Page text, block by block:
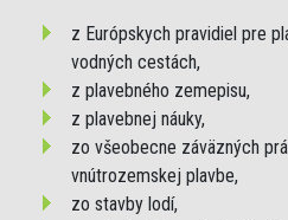
z Európskych pravidiel pre
vodných cestách,
z plavebného zemepisu,
z plavebnej náuky,
zo všeobecne záväzných
vnútrozemskej plavbe,
zo stavby lodí,